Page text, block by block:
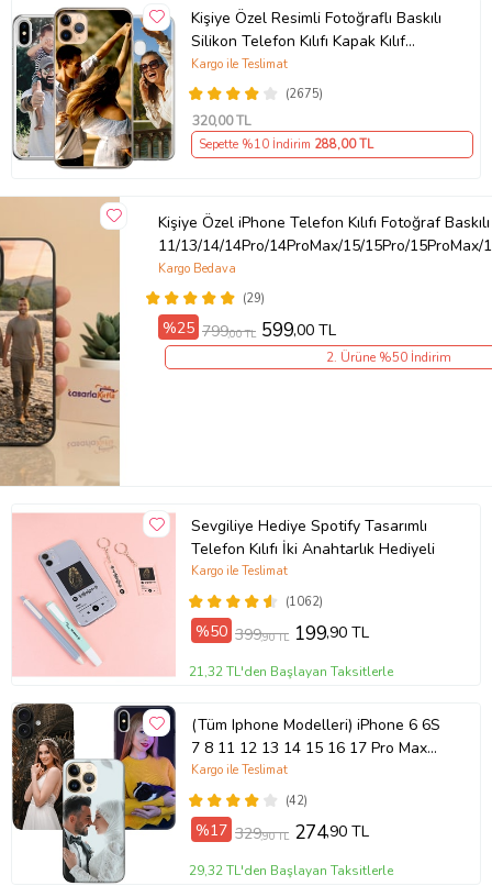
Kişiye Özel Resimli Fotoğraflı Baskılı
Silikon Telefon Kılıfı Kapak Kılıf
(Telefon Modelleri Açıklamada)
(2675)
Kargo ile Teslimat
320,00 TL
Sepette %10 İndirim 288,00 TL
Kişiye Özel iPhone Telefon Kılıfı Fotoğraf Baskılı
11/13/14/14Pro/14ProMax/15/15Pro/
(29)
Kargo Bedava
%25 799,00 TL 599,00 TL
2. Ürüne %50 İndirim
Sevgiliye Hediye Spotify Tasarımlı
Telefon Kılıfı İki Anahtarlık Hediyeli
(1062)
Kargo ile Teslimat
%50 399,90 TL 199,90 TL
21,32 TL'den Başlayan Taksitlerle
(Tüm Iphone Modelleri) iPhone 6 6S
7 8 11 12 13 14 15 16 17 Pro Max
Plus Mini Kişiye Özel Resimli
Fotoğraflı Kılıf(42)
Kargo ile Teslimat
%17 329,90 TL 274,90 TL
29,32 TL'den Başlayan Taksitlerle